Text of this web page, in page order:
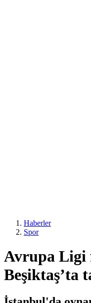
Haberler
Spor
Avrupa Ligi
Beşiktaş’ta